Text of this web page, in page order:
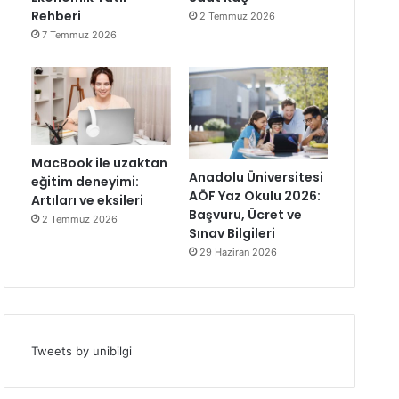
Rehberi
7 Temmuz 2026
2 Temmuz 2026
MacBook ile uzaktan
eğitim deneyimi:
Artıları ve eksileri
2 Temmuz 2026
Anadolu Üniversitesi
AÖF Yaz Okulu 2026:
Başvuru, Ücret ve
Sınav Bilgileri
29 Haziran 2026
Tweets by unibilgi